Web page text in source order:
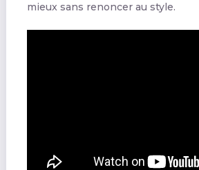
mieux sans renoncer au style.